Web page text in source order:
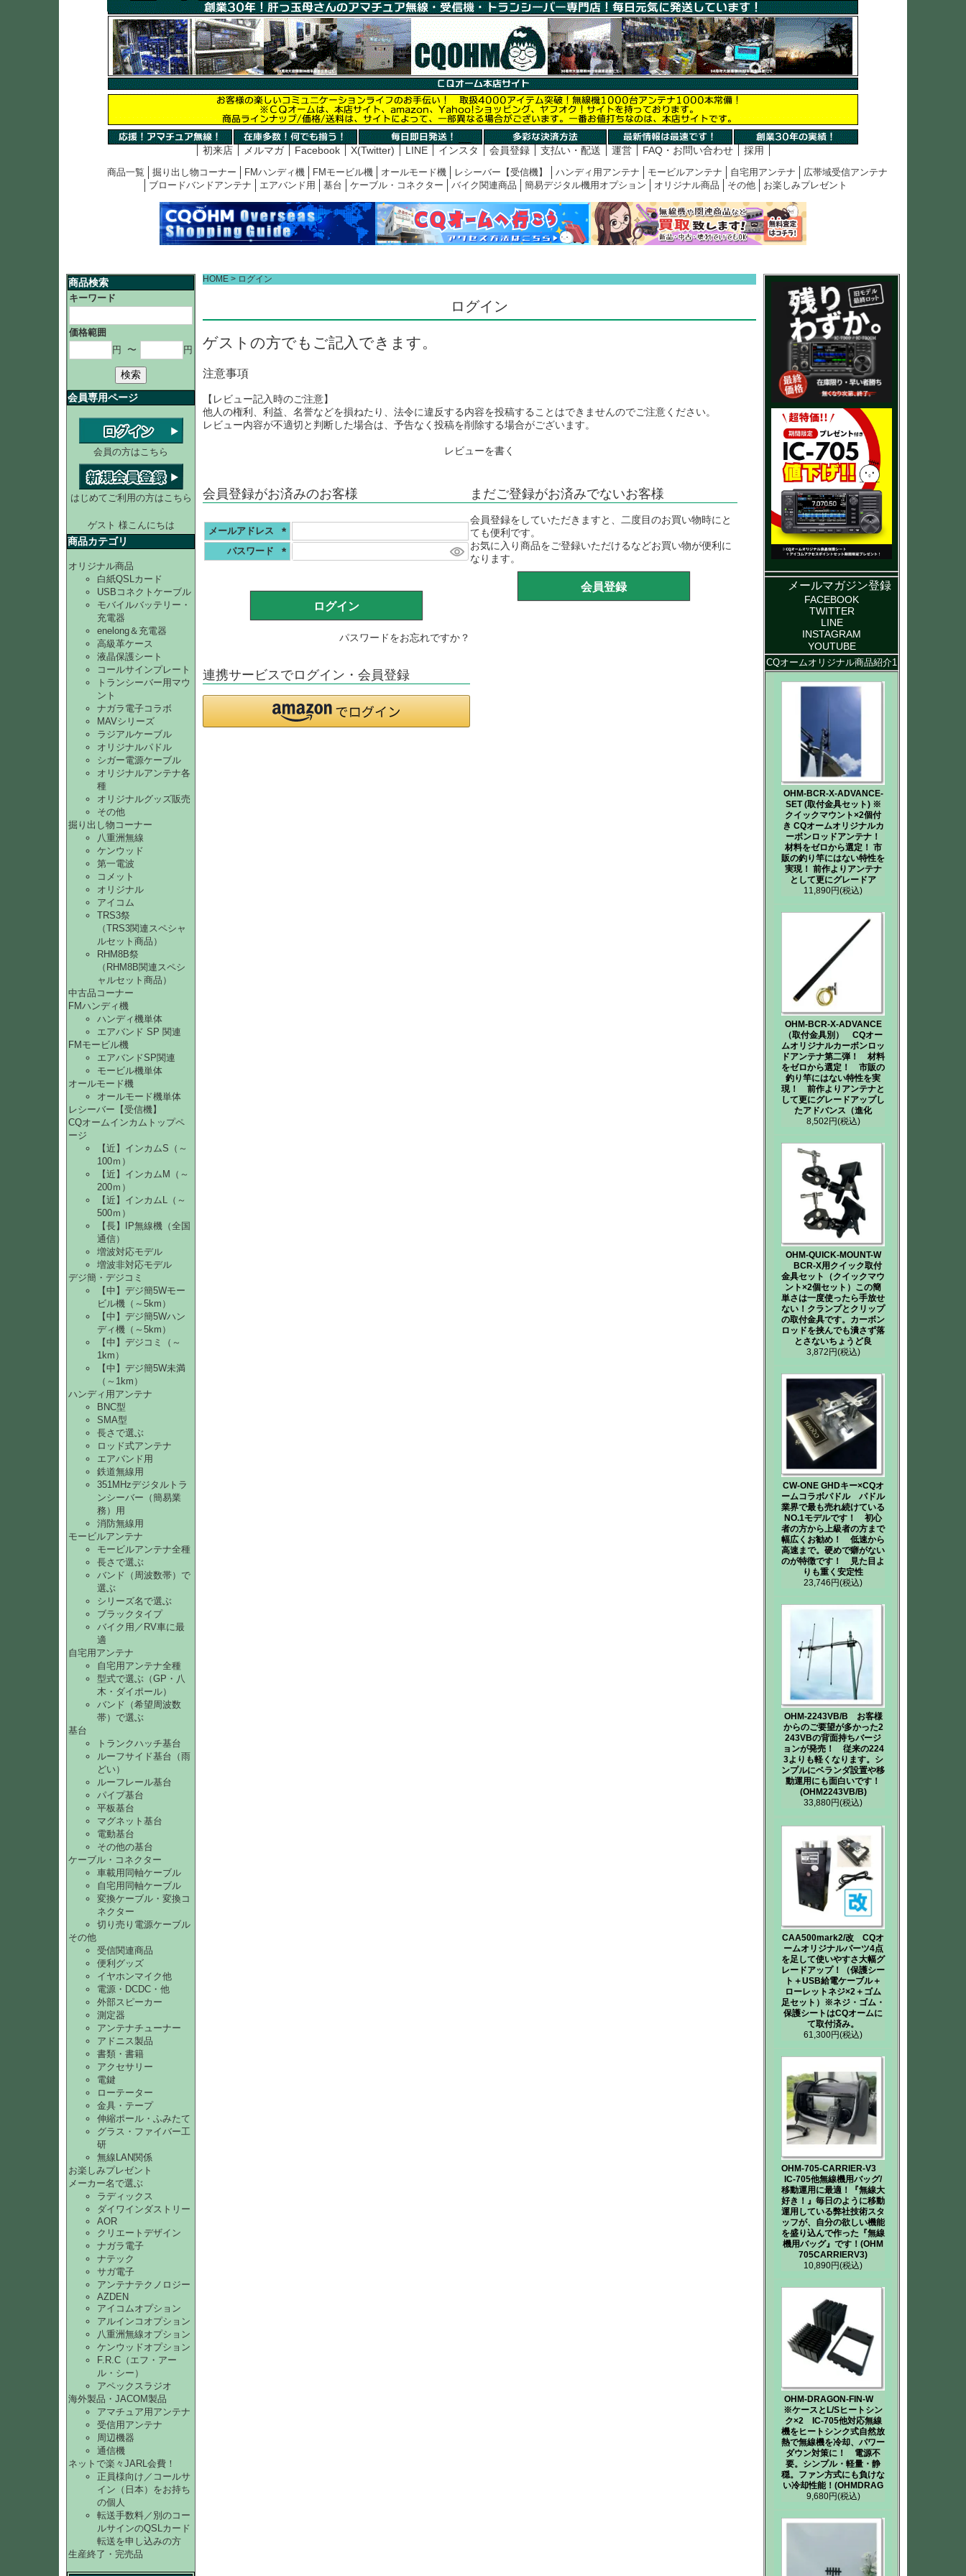
初来店 メルマガ Facebook X(Twitter) LINE インスタ 会員登録 支払い・配送 運営 FAQ・お問い合わせ 採用
商品一覧 掘り出し物コーナー FMハンディ機 FMモービル機 オールモード機 レシーバー【受信機】 ハンディ用アンテナ モービルアンテナ 自宅用アンテナ
広帯域受信アンテナ
ブロードバンドアンテナ
エアバンド用 基台 ケーブル・コネクター バイク関連商品 簡易デジタル機用オプション オリジナル商品 その他 お楽しみプレゼント
商品検索
キーワード
価格範囲
円
〜 円
検索
会員専用ページ
会員の方はこちら
はじめてご利用の方はこちら
ゲスト 様こんにちは
商品カテゴリ
オリジナル商品
白紙QSLカード
USBコネクトケーブル
モバイルバッテリー・
充電器
enelong＆充電器
高級革ケース
液晶保護シート
コールサインプレート
トランシーバー用マウ
ント
ナガラ電子コラボ
MAVシリーズ
ラジアルケーブル
オリジナルパドル
シガー電源ケーブル
オリジナルアンテナ各
種
オリジナルグッズ販売
その他
掘り出し物コーナー
八重洲無線
ケンウッド
第一電波
コメット
オリジナル
アイコム
TRS3祭
（TRS3関連スペシャ
ルセット商品）
RHM8B祭
（RHM8B関連スペシ
ャルセット商品）
中古品コーナー
FMハンディ機
ハンディ機単体
エアバンド SP 関連
FMモービル機
エアバンドSP関連
モービル機単体
オールモード機
オールモード機単体
レシーバー【受信機】
CQオームインカムトップペ
ージ
【近】インカムS（～
100ｍ）
【近】インカムM（～
200ｍ）
【近】インカムL（～
500ｍ）
【長】IP無線機（全国
通信）
増波対応モデル
増波非対応モデル
デジ簡・デジコミ
【中】デジ簡5Wモー
ビル機（～5km）
【中】デジ簡5Wハン
ディ機（～5km）
【中】デジコミ（～
1km）
【中】デジ簡5W未満
（～1km）
ハンディ用アンテナ
BNC型
SMA型
長さで選ぶ
ロッド式アンテナ
エアバンド用
鉄道無線用
351MHzデジタルトラ
ンシーバー（簡易業
務）用
消防無線用
モービルアンテナ
モービルアンテナ全種
長さで選ぶ
バンド（周波数帯）で
選ぶ
シリーズ名で選ぶ
ブラックタイプ
バイク用／RV車に最
適
自宅用アンテナ
自宅用アンテナ全種
型式で選ぶ（GP・八
木・ダイポール）
バンド（希望周波数
帯）で選ぶ
基台
トランクハッチ基台
ルーフサイド基台（雨
どい）
ルーフレール基台
パイプ基台
平板基台
マグネット基台
電動基台
その他の基台
ケーブル・コネクター
車載用同軸ケーブル
自宅用同軸ケーブル
変換ケーブル・変換コ
ネクター
切り売り電源ケーブル
その他
受信関連商品
便利グッズ
イヤホンマイク他
電源・DCDC・他
外部スピーカー
測定器
アンテナチューナー
アドニス製品
書類・書籍
アクセサリー
電鍵
ローテーター
金具・テープ
伸縮ポール・ふみたて
グラス・ファイバー工
研
無線LAN関係
お楽しみプレゼント
メーカー名で選ぶ
ラディックス
ダイワインダストリー
AOR
クリエートデザイン
ナガラ電子
ナテック
サガ電子
アンテナテクノロジー
AZDEN
アイコムオプション
アルインコオプション
八重洲無線オプション
ケンウッドオプション
F.R.C（エフ・アー
ル・シー）
アペックスラジオ
海外製品・JACOM製品
アマチュア用アンテナ
受信用アンテナ
周辺機器
通信機
ネットで楽々JARL会費！
正員様向け／コールサ
イン（日本）をお持ち
の個人
転送手数料／別のコー
ルサインのQSLカード
転送を申し込みの方
生産終了・完売品
HOME ログイン
ログイン
ゲストの方でもご記入できます。
注意事項
【レビュー記入時のご注意】
他人の権利、利益、名誉などを損ねたり、法令に違反する内容を投稿することはできませんのでご注意ください。
レビュー内容が不適切と判断した場合は、予告なく投稿を削除する場合がございます。
レビューを書く
会員登録がお済みのお客様
メールアドレス
(必
須)
パスワード
ログイン
パスワードをお忘れですか？
連携サービスでログイン・会員登録
まだご登録がお済みでないお客様
会員登録をしていただきますと、二度目のお買い物時にと
ても便利です。
お気に入り商品をご登録いただけるなどお買い物が便利に
なります。
会員登録 メールマガジン登録
FACEBOOK
TWITTER
LINE
INSTAGRAM
YOUTUBE
CQオームオリジナル商品紹介1
OHM-BCR-X-ADVANCE-
SET (取付金具セット) ※
クイックマウント×2個付
き CQオームオリジナルカ
ーボンロッドアンテナ！
材料をゼロから選定！ 市
販の釣り竿にはない特性を
実現！ 前作よりアンテナ
として更にグレードア
11,890円(税込)
OHM-BCR-X-ADVANCE
（取付金具別） CQオー
ムオリジナルカーボンロッ
ドアンテナ第二弾！ 材料
をゼロから選定！ 市販の
釣り竿にはない特性を実
現！ 前作よりアンテナと
して更にグレードアップし
たアドバンス（進化
8,502円(税込)
OHM-QUICK-MOUNT-W
BCR-X用クイック取付
金具セット（クイックマウ
ント×2個セット）この簡
単さは一度使ったら手放せ
ない！クランプとクリップ
の取付金具です。カーボン
ロッドを挟んでも潰さず落
とさないちょうど良
3,872円(税込)
CW-ONE GHDキー×CQオ
ームコラボパドル パドル
業界で最も売れ続けている
NO.1モデルです！ 初心
者の方から上級者の方まで
幅広くお勧め！ 低速から
高速まで。硬めで癖がない
のが特徴です！ 見た目よ
りも重く安定性
23,746円(税込)
OHM-2243VB/B お客様
からのご要望が多かった2
243VBの背面持ちバージ
ョンが発売！ 従来の224
3よりも軽くなります。シ
ンプルにベランダ設置や移
動運用にも面白いです！
(OHM2243VB/B)
33,880円(税込)
CAA500mark2/改 CQオ
ームオリジナルパーツ4点
を足して使いやすさ大幅グ
レードアップ！（保護シー
ト＋USB給電ケーブル＋
ローレットネジ×2＋ゴム
足セット）※ネジ・ゴム・
保護シートはCQオームに
て取付済み。
61,300円(税込)
OHM-705-CARRIER-V3
IC-705他無線機用バッグ/
移動運用に最適！『無線大
好き！』毎日のように移動
運用している弊社技術スタ
ッフが、自分の欲しい機能
を盛り込んで作った『無線
機用バッグ』です！(OHM
705CARRIERV3)
10,890円(税込)
OHM-DRAGON-FIN-W
※ケースとL/Sヒートシン
ク×2 IC-705他対応無線
機をヒートシンク式自然放
熱で無線機を冷却、パワー
ダウン対策に！ 電源不
要。シンプル・軽量・静
穏。ファン方式にも負けな
い冷却性能！(OHMDRAG
9,680円(税込)